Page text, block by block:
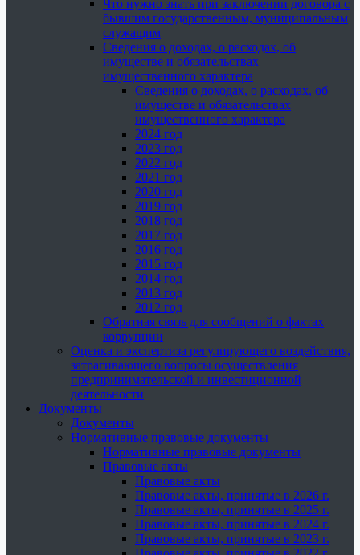
Что нужно знать при заключении договора с
бывшим государственным, муниципальным
служащим
Сведения о доходах, о расходах, об
имуществе и обязательствах
имущественного характера
Сведения о доходах, о расходах, об
имуществе и обязательствах
имущественного характера
2024 год
2023 год
2022 год
2021 год
2020 год
2019 год
2018 год
2017 год
2016 год
2015 год
2014 год
2013 год
2012 год
Обратная связь для сообщений о фактах
коррупции
Оценка и экспертиза регулирующего воздействия,
затрагивающего вопросы осуществления
предпринимательской и инвестиционной
деятельности
Документы
Документы
Нормативные правовые документы
Нормативные правовые документы
Правовые акты
Правовые акты
Правовые акты, принятые в 2026 г.
Правовые акты, принятые в 2025 г.
Правовые акты, принятые в 2024 г.
Правовые акты, принятые в 2023 г.